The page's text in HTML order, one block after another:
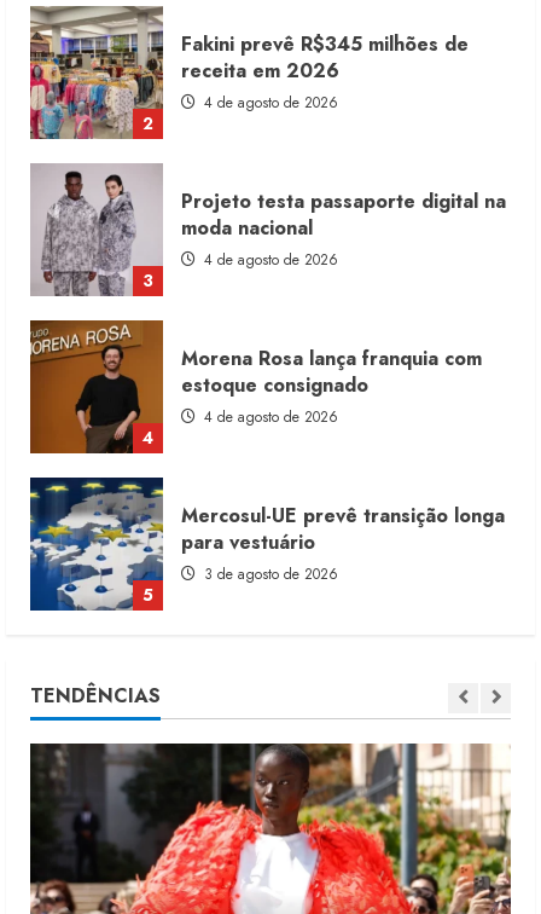
2
Fakini prevê R$345 milhões de
receita em 2026
4 de agosto de 2026
3
Projeto testa passaporte digital na
moda nacional
4 de agosto de 2026
4
Morena Rosa lança franquia com
estoque consignado
4 de agosto de 2026
5
Mercosul-UE prevê transição longa
para vestuário
3 de agosto de 2026
1
Fakini prevê R$345 milhões de
receita em 2026
4 de agosto de 2026
TENDÊNCIAS